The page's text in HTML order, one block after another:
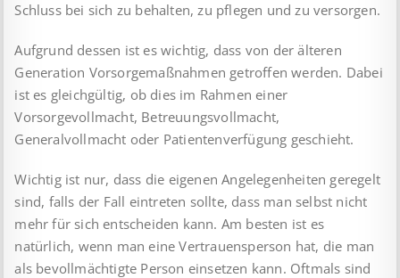
Schluss bei sich zu behalten, zu pflegen und zu versorgen.
Aufgrund dessen ist es wichtig, dass von der älteren
Generation Vorsorgemaßnahmen getroffen werden. Dabei
ist es gleichgültig, ob dies im Rahmen einer
Vorsorgevollmacht, Betreuungsvollmacht,
Generalvollmacht oder Patientenverfügung geschieht.
Wichtig ist nur, dass die eigenen Angelegenheiten geregelt
sind, falls der Fall eintreten sollte, dass man selbst nicht
mehr für sich entscheiden kann. Am besten ist es
natürlich, wenn man eine Vertrauensperson hat, die man
als bevollmächtigte Person einsetzen kann. Oftmals sind